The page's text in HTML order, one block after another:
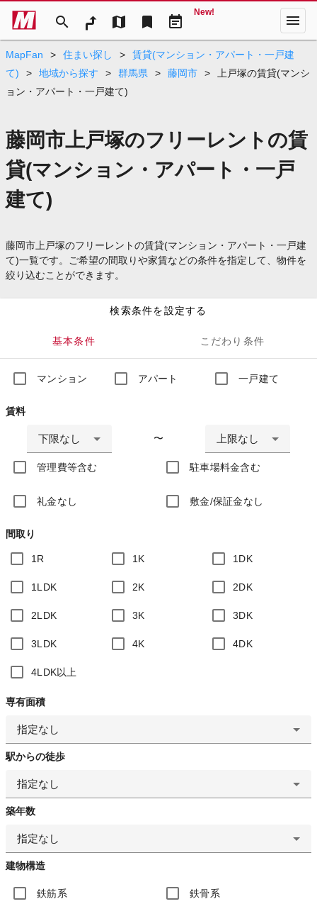
search map bookmark event_note
New! menu
MapFan > 住まい探し >
賃貸(マンション・アパート・一戸建
て)
> 地域から探す > 群馬県 > 藤岡市 >
上戸塚の賃貸(マンシ
ョン・アパート・一戸建て)
藤岡市上戸塚のフリーレントの賃
貸(マンション・アパート・一戸
建て)
藤岡市上戸塚のフリーレントの賃貸(マンション・アパート・一戸建
て)一覧です。ご希望の間取りや家賃などの条件を指定して、物件を
絞り込むことができます。
検索条件を設定する
基本条件 こだわり条件
マンション アパート 一戸建て
賃料
下限なし 〜 上限なし
管理費等含む 駐車場料金含む
礼金なし 敷金/保証金なし
間取り
1R 1K 1DK
1LDK 2K 2DK
2LDK 3K 3DK
3LDK 4K 4DK
4LDK以上
専有面積
指定なし
駅からの徒歩
指定なし
築年数
指定なし
建物構造
鉄筋系 鉄骨系